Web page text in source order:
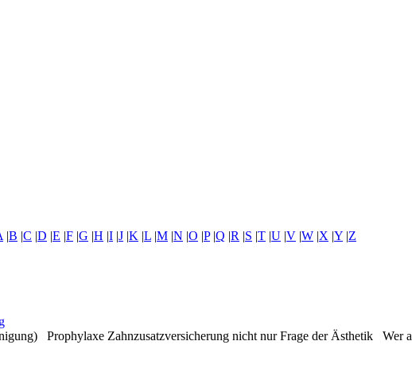
|B |C |D |E |F |G |H |I |J |K |L |M |N |O |P|Q |R |S |T |U |V |W |X |Y |Z
Prophylaxe Zahnzusatzversicherung nicht nur Frage der Ästhetik Wer